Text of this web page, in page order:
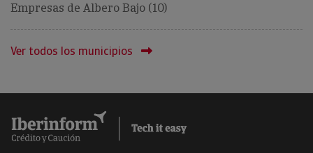
Empresas de Albero Bajo (10)
Ver todos los municipios